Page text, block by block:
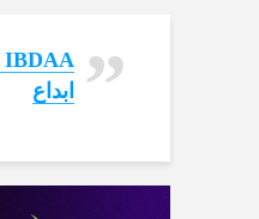
ابداع‏